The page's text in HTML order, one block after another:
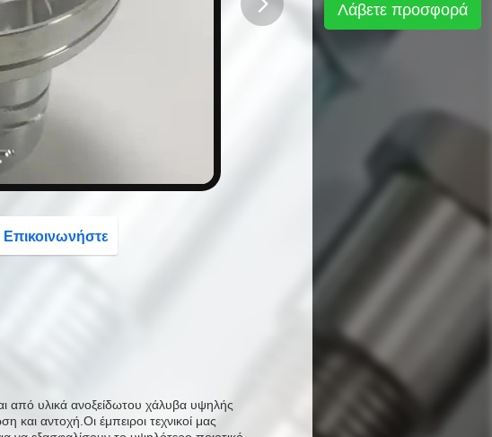
Επικοινωνήστε
από υλικά ανοξείδωτου χάλυβα υψηλής
αντοχή.Οι έμπειροι τεχνικοί μας
Λάβετε προσφορά